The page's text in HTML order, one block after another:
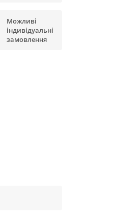
Можливі
індивідуальні
замовлення